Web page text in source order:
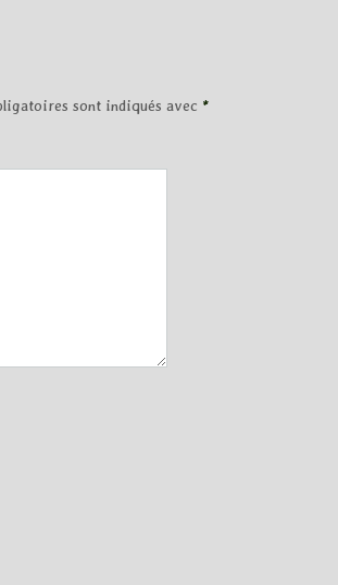
sont indiqués avec *